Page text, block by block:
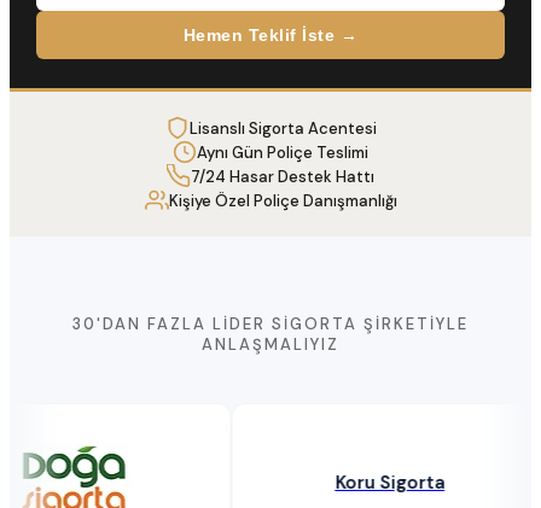
Hemen Teklif İste →
Lisanslı Sigorta Acentesi
Aynı Gün Poliçe Teslimi
7/24 Hasar Destek Hattı
Kişiye Özel Poliçe Danışmanlığı
30'DAN FAZLA LIDER SIGORTA ŞIRKETIYLE
ANLAŞMALIYIZ
Koru Sigorta